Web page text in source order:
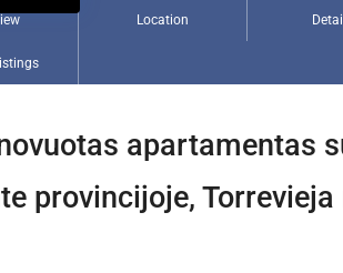
Location
apartamentas
provincijoje,